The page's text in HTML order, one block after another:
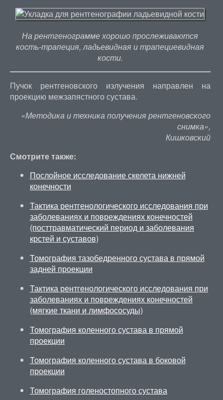
На рентгенограмме хорошо прослеживаются
кость-трапеция, ладьевидная и трапециевидная
кости.
Пучок рентгеновского излучения направлен на
проекцию межзапястного сустава.
«Методика и техника получения рентгеновского
снимка»,
Кишковский
Смотрите также:
Послойное исследование скелета нижней
конечности
Тактика рентгенологического исследования при
заболеваниях и повреждениях конечностей
(посттравматический период и заболевания
крстей и суставов)
Томография тазобедренного сустава в прямой
задней проекции
Тактика рентгенологического исследования при
заболеваниях и повреждениях конечностей
(мягкие ткани и лимфососуды)
Томография коленного сустава в прямой
проекции
Томография коленного сустава в боковой
проекции
Томография голеностопного сустава